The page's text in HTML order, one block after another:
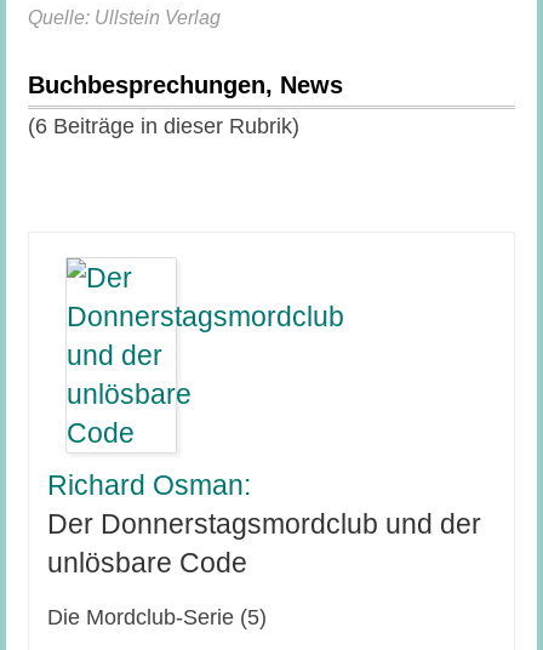
Quelle: Ullstein Verlag
Buchbesprechungen, News
(6 Beiträge in dieser Rubrik)
Richard Osman:
Der Donnerstagsmordclub und der
unlösbare Code
Die Mordclub-Serie (5)